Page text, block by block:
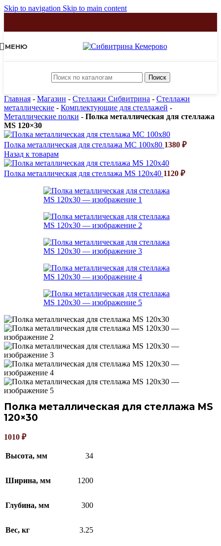
Skip to navigation Skip to main content
МЕНЮ
Поиск
Главная - Магазин - Стеллажи Сибвитрина - Стеллажи
металлические - Комплектующие для стеллажей -
Металлические полки - Полка металлическая для стеллажа
MS 120×30
Полка металлическая для стеллажа MC 100x80 1380 ₽
Назад к товарам
Полка металлическая для стеллажа MS 120x40 1120 ₽
Полка металлическая для стеллажа MS
120×30
1010 ₽
Высота, мм 34
Ширина, мм 1200
Глубина, мм 300
Вес, кг 3.25